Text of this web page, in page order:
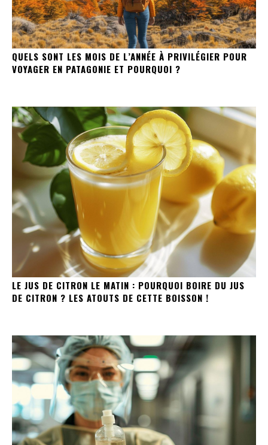
QUELS SONT LES MOIS DE L’ANNÉE À PRIVILÉGIER POUR
VOYAGER EN PATAGONIE ET POURQUOI ?
LE JUS DE CITRON LE MATIN : POURQUOI BOIRE DU JUS
DE CITRON ? LES ATOUTS DE CETTE BOISSON !